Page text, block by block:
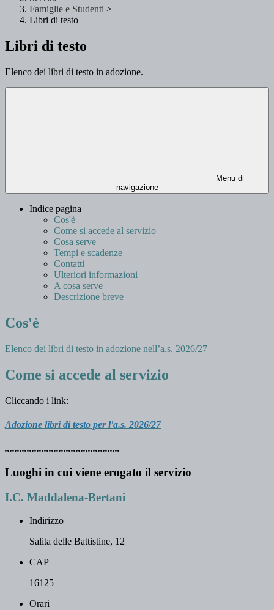
Famiglie e Studenti >
Libri di testo
Libri di testo
Elenco dei libri di testo in adozione.
Menu di
navigazione
Indice pagina
Cos'è
Come si accede al servizio
Cosa serve
Tempi e scadenze
Contatti
Ulteriori informazioni
A cosa serve
Descrizione breve
Cos'è
Elenco dei libri di testo in adozione nell’a.s. 2026/27
Come si accede al servizio
Cliccando i link:
Adozione libri di testo per l'a.s. 2026/27
...............................................
Luoghi in cui viene erogato il servizio
I.C. Maddalena-Bertani
Indirizzo
Salita delle Battistine, 12
CAP
16125
Orari